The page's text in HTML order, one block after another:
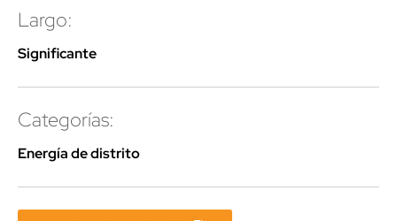
Largo:
Significante
Categorías:
Energía de distrito